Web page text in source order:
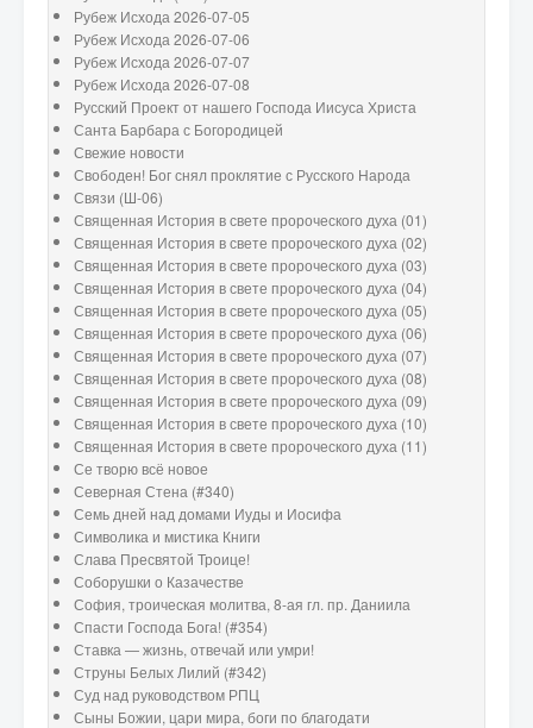
Рубеж Исхода 2026-07-05
Рубеж Исхода 2026-07-06
Рубеж Исхода 2026-07-07
Рубеж Исхода 2026-07-08
Русский Проект от нашего Господа Иисуса Христа
Санта Барбара с Богородицей
Свежие новости
Свободен! Бог снял проклятие с Русского Народа
Связи (Ш-06)
Священная История в свете пророческого духа (01)
Священная История в свете пророческого духа (02)
Священная История в свете пророческого духа (03)
Священная История в свете пророческого духа (04)
Священная История в свете пророческого духа (05)
Священная История в свете пророческого духа (06)
Священная История в свете пророческого духа (07)
Священная История в свете пророческого духа (08)
Священная История в свете пророческого духа (09)
Священная История в свете пророческого духа (10)
Священная История в свете пророческого духа (11)
Се творю всё новое
Северная Стена (#340)
Семь дней над домами Иуды и Иосифа
Символика и мистика Книги
Слава Пресвятой Троице!
Соборушки о Казачестве
София, троическая молитва, 8-ая гл. пр. Даниила
Спасти Господа Бога! (#354)
Ставка — жизнь, отвечай или умри!
Струны Белых Лилий (#342)
Суд над руководством РПЦ
Сыны Божии, цари мира, боги по благодати